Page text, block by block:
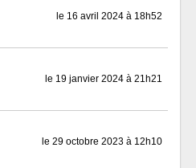
le 16 avril 2024 à 18h52
le 19 janvier 2024 à 21h21
le 29 octobre 2023 à 12h10